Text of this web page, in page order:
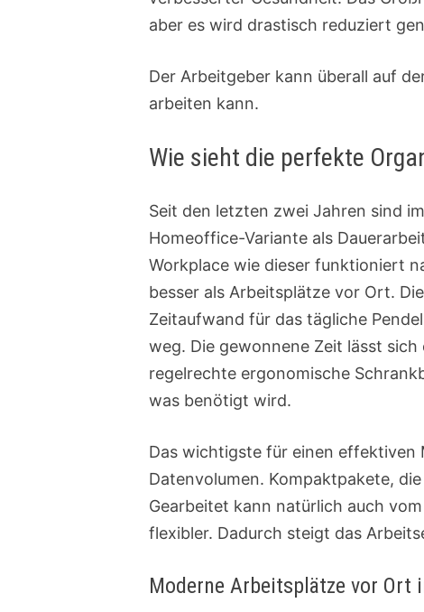
aber es wird drastisch reduziert
Der Arbeitgeber kann überall auf
arbeiten kann.
Wie sieht die perfekte
Seit den letzten zwei Jahren sind
Homeoffice-Variante als
Workplace wie dieser funktioniert
besser als Arbeitsplätze vor Ort.
Zeitaufwand für das tägliche
weg. Die gewonnene Zeit lässt
regelrechte ergonomische
was benötigt wird.
Das wichtigste für einen effektiven
Datenvolumen. Kompaktpakete,
Gearbeitet kann natürlich auch
flexibler. Dadurch steigt das
Moderne Arbeitsplätze vor Ort